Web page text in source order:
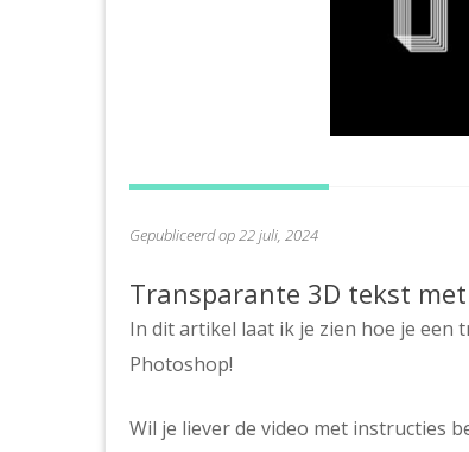
Gepubliceerd op 22 juli, 2024
Transparante 3D tekst
In dit artikel laat ik je zien hoe je een
Photoshop!
Wil je liever de video met instructies